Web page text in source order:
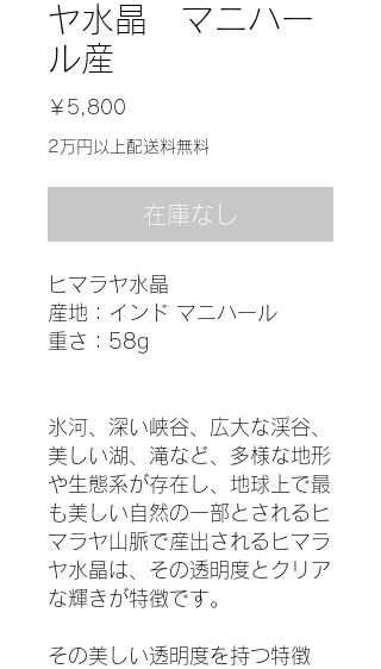
ヤ水晶 マニハー
ル産
￥5,800
格
2万円以上配送料無料
在庫なし
ヒマラヤ水晶
産地：インド マニハール
重さ：58g
氷河、深い峡谷、広大な渓谷、
美しい湖、滝など、多様な地形
や生態系が存在し、地球上で最
も美しい自然の一部とされるヒ
マラヤ山脈で産出されるヒマラ
ヤ水晶は、その透明度とクリア
な輝きが特徴です。
その美しい透明度を持つ特徴